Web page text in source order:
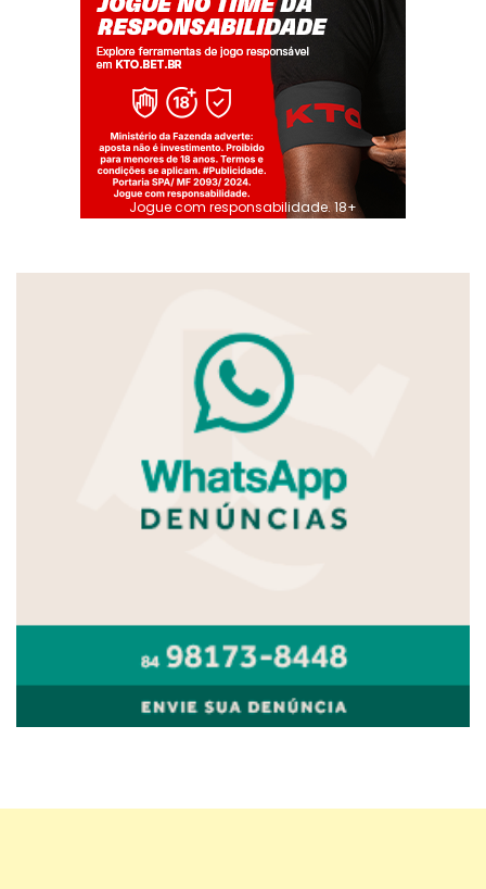
Jogue com responsabilidade. 18+